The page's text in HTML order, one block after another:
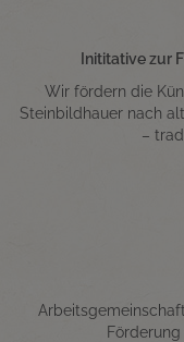
Inititative zur
Wir fördern die
Steinbildhauer nach
–